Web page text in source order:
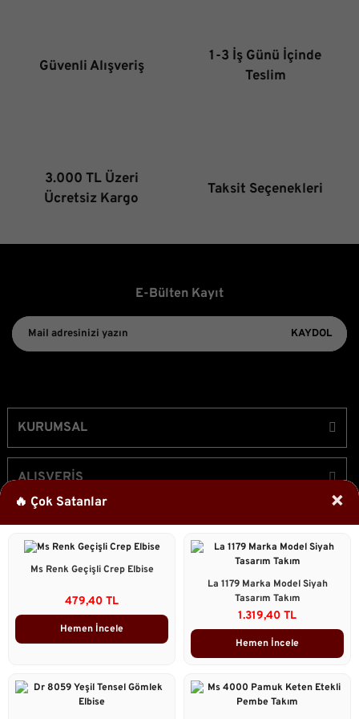
🔥 Çok Satanlar ×
Ms Renk Geçişli Crep Elbise
479,40 TL
Hemen İncele
La 1179 Marka Model Siyah
Tasarım Takım
1.319,40 TL
Hemen İncele
Ürün fiyatı diğer sitelerden daha pahalı.
Güvenli Alışveriş
1-3 İş Günü İçinde
Teslim
3.000 TL Üzeri
Ücretsiz Kargo
Taksit Seçenekleri
E-Bülten Kayıt
KAYDOL
KURUMSAL
ALIŞVERİŞ
ÜYELİK
Bizi Takip Edin!
Kredi kartı bilgileriniz 256bit SSL sertifikası ile korunmaktadır.